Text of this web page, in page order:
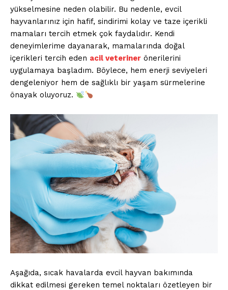
yükselmesine neden olabilir. Bu nedenle, evcil
hayvanlarınız için hafif, sindirimi kolay ve taze içerikli
mamaları tercih etmek çok faydalıdır. Kendi
deneyimlerime dayanarak, mamalarında doğal
içerikleri tercih eden acil veteriner önerilerini
uygulamaya başladım. Böylece, hem enerji seviyeleri
dengeleniyor hem de sağlıklı bir yaşam sürmelerine
önayak oluyoruz.
Aşağıda, sıcak havalarda evcil hayvan bakımında
dikkat edilmesi gereken temel noktaları özetleyen bir